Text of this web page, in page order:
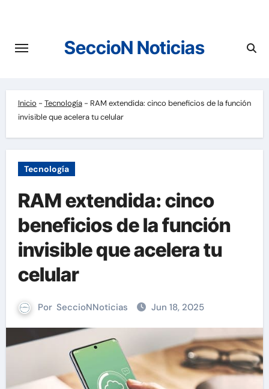
contenido
SeccioN Noticias
Inicio - Tecnología- RAM extendida: cinco beneficios de la función
invisible que acelera tu celular
Tecnología
RAM extendida: cinco
beneficios de la función
invisible que acelera tu
celular
Por SeccioNNoticias Jun 18, 2025